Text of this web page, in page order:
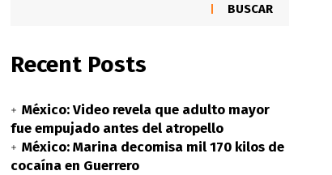
BUSCAR
Recent Posts
México: Video revela que adulto mayor
fue empujado antes del atropello
México: Marina decomisa mil 170 kilos de
cocaína en Guerrero